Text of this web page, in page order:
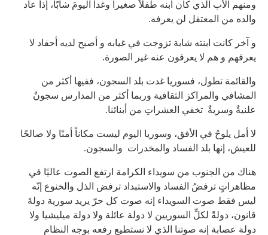
ومنهم الأب الذي كان ابنه طفلاً صغيراً وغدا اليومَ شابًا، إذا عاد
والده من المعتقل لن يعرفه.
و آخر كانت ابنته شابة تزوجت في غيابه و أصبح لديه أحفاد لا
يعرفهم و هم لا يعرفون عنه غير الصورة.
والقائمة تطول، فسوريا غدت بلد السجون، ففيها أكثر من
المشافي والمراكز الثقافية وربما أكثر من المدارس سجونٌ
علنيةٌ وسريةٌ تخفي العشراتِ من أبنائنا.
لا أمل يلوحُ في الأفق، وسوريا اليوم ليست مكاناً أمنًا ولا صالحًا
للعيش، إنها بلد الفساد والمخدرات والسجون.
هناك من الجنوب من سويداء الكرامة ارتفع الصوت عاليًا في
مظاهراتٍ ترفضُ الفساد والاستبداد ترفض الذل والخنوع إنّه
ليس فقط صوت السويداء إنه صوت كل حرّ يريد سورية دولةَ
قانون، دولةً لكلِّ السوريين لا دولة عائلة ولا دولة ميليشيا ولا
دولة عصابة إنه صوتنا الذي لا نستطيع رفعه بوجه النظام